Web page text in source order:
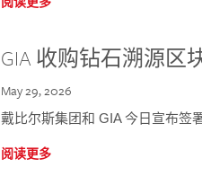
GIA 收购钻石溯源区
May 29, 2026
戴比尔斯集团和 GIA 今日宣布签
阅读更多